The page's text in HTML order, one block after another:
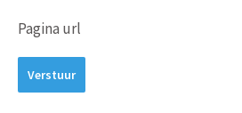
Pagina url
Verstuur